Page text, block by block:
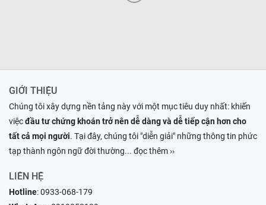
GIỚI THIỆU
Chúng tôi xây dựng nền tảng này với một mục tiêu duy nhất: khiến
việcđầu tư chứng khoán trở nên dễ dàng và dễ tiếp cận hơn cho
tất cả mọi người. Tại đây, chúng tôi "diễn giải" những thông tin phức
tạp thành ngôn ngữ đời thường... đọc thêm ››
LIÊN HỆ
Hotline:0933-068-179